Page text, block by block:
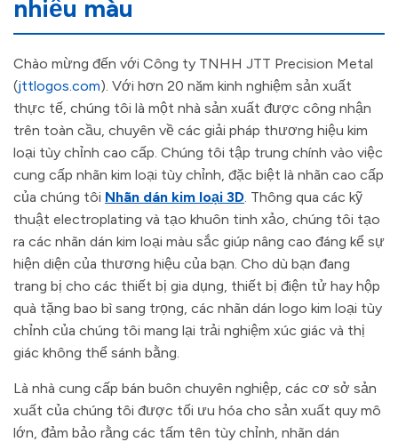
nhiều màu
Chào mừng đến với Công ty TNHH JTT Precision Metal
(jttlogos.com). Với hơn 20 năm kinh nghiệm sản xuất
thực tế, chúng tôi là một nhà sản xuất được công nhận
trên toàn cầu, chuyên về các giải pháp thương hiệu kim
loại tùy chỉnh cao cấp. Chúng tôi tập trung chính vào việc
cung cấp nhãn kim loại tùy chỉnh, đặc biệt là nhãn cao cấp
của chúng tôi Nhãn dán kim loại 3D . Thông qua các kỹ
thuật electroplating và tạo khuôn tinh xảo, chúng tôi tạo
ra các nhãn dán kim loại màu sắc giúp nâng cao đáng kể sự
hiện diện của thương hiệu của bạn. Cho dù bạn đang
trang bị cho các thiết bị gia dụng, thiết bị điện tử hay hộp
quà tặng bao bì sang trọng, các nhãn dán logo kim loại tùy
chỉnh của chúng tôi mang lại trải nghiệm xúc giác và thị
giác không thể sánh bằng.
Là nhà cung cấp bán buôn chuyên nghiệp, các cơ sở sản
xuất của chúng tôi được tối ưu hóa cho sản xuất quy mô
lớn, đảm bảo rằng các tấm tên tùy chỉnh, nhãn dán